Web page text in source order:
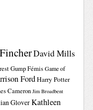
David Mills
GumpFémis Game of
FordHarry Potter
Cameron Jim Broadbent
GloverKathleen